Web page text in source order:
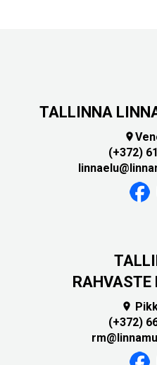
TALLINNA

(+372)
RAHVASTE

(+372)